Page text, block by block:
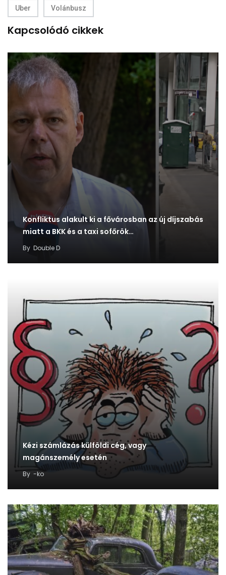
Uber Volánbusz
Kapcsolódó cikkek
Konfliktus alakult ki a fővárosban az új díjszabás
miatt a BKK és a taxi sofőrök…
By Double D
Kézi számlázás külföldi cég, vagy
magánszemély esetén
By -ko